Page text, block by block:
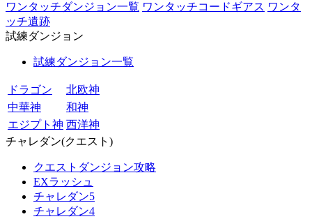
ワンタッチダンジョン一覧 ワンタッチコードギアス ワンタ
ッチ遺跡
試練ダンジョン
試練ダンジョン一覧
ドラゴン
北欧神
中華神
和神
エジプト神 西洋神
チャレダン(クエスト)
クエストダンジョン攻略
EXラッシュ
チャレダン5
チャレダン4